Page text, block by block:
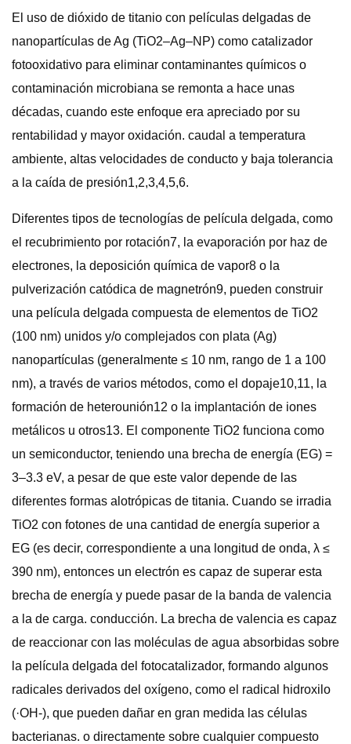
El uso de dióxido de titanio con películas delgadas de
nanopartículas de Ag (TiO2–Ag–NP) como catalizador
fotooxidativo para eliminar contaminantes químicos o
contaminación microbiana se remonta a hace unas
décadas, cuando este enfoque era apreciado por su
rentabilidad y mayor oxidación. caudal a temperatura
ambiente, altas velocidades de conducto y baja tolerancia
a la caída de presión1,2,3,4,5,6.
Diferentes tipos de tecnologías de película delgada, como
el recubrimiento por rotación7, la evaporación por haz de
electrones, la deposición química de vapor8 o la
pulverización catódica de magnetrón9, pueden construir
una película delgada compuesta de elementos de TiO2
(100 nm) unidos y/o complejados con plata (Ag)
nanopartículas (generalmente ≤ 10 nm, rango de 1 a 100
nm), a través de varios métodos, como el dopaje10,11, la
formación de heterounión12 o la implantación de iones
metálicos u otros13. El componente TiO2 funciona como
un semiconductor, teniendo una brecha de energía (EG) =
3–3.3 eV, a pesar de que este valor depende de las
diferentes formas alotrópicas de titania. Cuando se irradia
TiO2 con fotones de una cantidad de energía superior a
EG (es decir, correspondiente a una longitud de onda, λ ≤
390 nm), entonces un electrón es capaz de superar esta
brecha de energía y puede pasar de la banda de valencia
a la de carga. conducción. La brecha de valencia es capaz
de reaccionar con las moléculas de agua absorbidas sobre
la película delgada del fotocatalizador, formando algunos
radicales derivados del oxígeno, como el radical hidroxilo
(·OH-), que pueden dañar en gran medida las células
bacterianas. o directamente sobre cualquier compuesto